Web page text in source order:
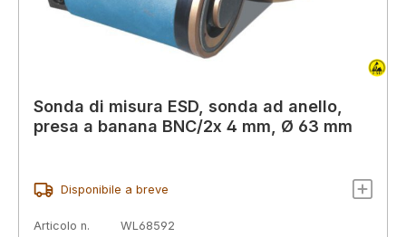
Sonda di misura ESD, sonda ad anello,
presa a banana BNC/2x 4 mm, Ø 63 mm
Disponibile a breve
Articolo n.
WL68592